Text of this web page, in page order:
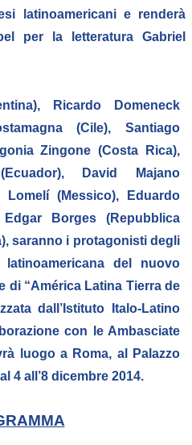
latinoamericani e renderà
per la letteratura Gabriel
Ricardo Domeneck
(Cile), Santiago
Zingone (Costa Rica),
David Majano
Lomelí (Messico), Eduardo
Borges (Repubblica
saranno i protagonisti degli
del nuovo
di “América Latina Tierra de
dall’Istituto Italo-Latino
con le Ambasciate
luogo a Roma, al Palazzo
4 all’8 dicembre 2014.